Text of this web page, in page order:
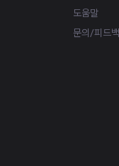
도움말
문의/피드백